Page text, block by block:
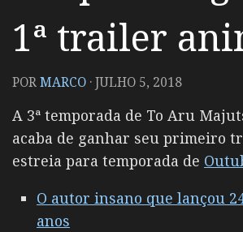
1ª trailer
PORMARCO ·JULHO 5, 2018
A 3ª temporada de To Aru
acaba de ganhar seu primeiro
estreia para temporada de
O autor insano que lançou
anos